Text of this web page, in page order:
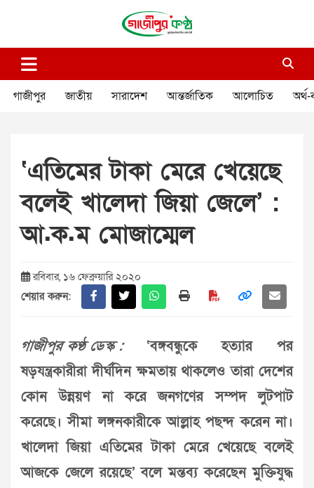
গাজীপুর কণ্ঠ
গাজীপুর জাতীয় সারাদেশ আন্তর্জাতিক আলোচিত অর্থ-
‘এতিমের টাকা মেরে খেয়েছে
বলেই খালেদা জিয়া জেলে’ :
আ.ক.ম মোজাম্মেল
রবিবার, ১৬ ফেব্রুয়ারি ২০২০
শেয়ার করুন:
গাজীপুর কণ্ঠ ডেস্ক :
‘বঙ্গবন্ধুকে হত্যার পর
ষড়যন্ত্রকারীরা দীর্ঘদিন ক্ষমতায় থাকলেও তারা দেশের
কোন উন্নয়ণ না করে জনগণের সম্পদ লুটপাট
করেছে। সীমা লঙ্গনকারীকে আল্লাহ পছন্দ করেন না।
খালেদা জিয়া এতিমের টাকা মেরে খেয়েছে বলেই
আজকে জেলে রয়েছে’ বলে মন্তব্য করেছেনমুক্তিযুদ্ধ